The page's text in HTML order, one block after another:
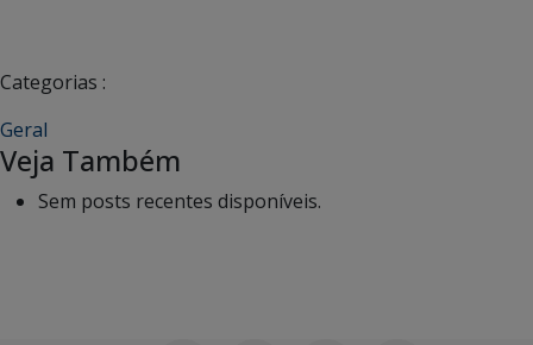
Categorias :
Geral
Veja Também
Sem posts recentes disponíveis.